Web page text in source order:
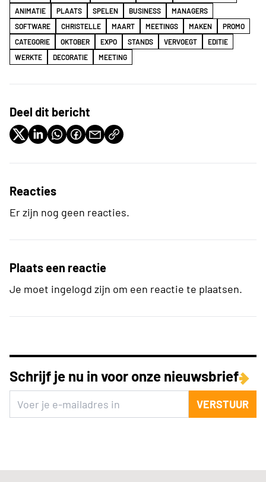
ANIMATIE PLAATS SPELEN BUSINESS
MANAGERS
SOFTWARE
CHRISTELLE MAART MEETINGS MAKEN
PROMO
CATEGORIE
OKTOBER EXPO STANDS VERVOEGT
EDITIE
WERKTE
DECORATIE MEETING
Deel dit bericht
Reacties
Er zijn nog geen reacties.
Plaats een reactie
Je moet ingelogd zijn om een reactie te plaatsen.
Schrijf je nu in voor onze nieuwsbrief
VERSTUUR